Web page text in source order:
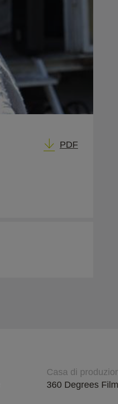
PDF
Casa di
360 Degrees